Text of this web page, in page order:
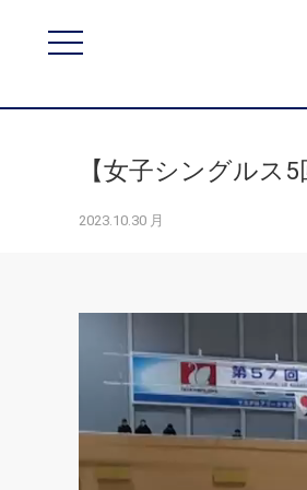
【女子シングルス
2023.10.30 月